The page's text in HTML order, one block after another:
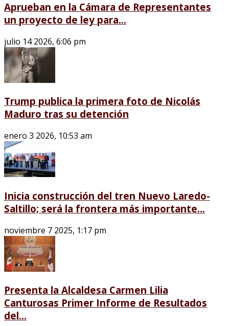
Aprueban en la Cámara de Representantes
un proyecto de ley para...
julio 14 2026, 6:06 pm
Trump publica la primera foto de Nicolás
Maduro tras su detención
enero 3 2026, 10:53 am
Inicia construcción del tren Nuevo Laredo-
Saltillo; será la frontera más importante...
noviembre 7 2025, 1:17 pm
Presenta la Alcaldesa Carmen Lilia
Canturosas Primer Informe de Resultados
del...